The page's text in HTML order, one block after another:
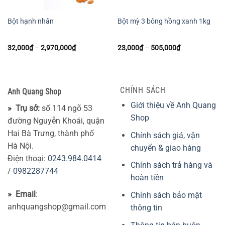
Bột hạnh nhân
32,000₫ – 2,970,000₫Khoảng
giá:
Bột mỳ 3 bông hồng xanh 1kg
23,000₫ – 505,000₫Khoảng
giá:
Anh Quang Shop
» Trụ sở: số 114 ngõ 53
đường Nguyễn Khoái, quận
Hai Bà Trưng, thành phố
Hà Nội.
Điện thoại: 0243.984.0414
/ 0982287744
» Email:
anhquangshop@gmail.com
CHÍNH SÁCH
Giới thiệu về Anh Quang
Shop
Chính sách giá, vận
chuyển & giao hàng
Chính sách trả hàng và
hoàn tiền
Chính sách bảo mật
thông tin